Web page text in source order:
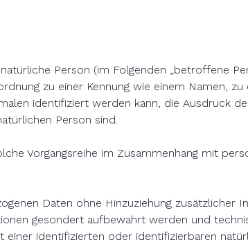
Person (im Folgenden „betroffene
zu einer Kennung wie einem Namen, zu
identifiziert werden kann, die Ausdruck
Person sind.
Vorgangsreihe im Zusammenhang mit
Daten ohne Hinzuziehung zusätzlicher
gesondert aufbewahrt werden und
identifizierten oder identifizierbaren